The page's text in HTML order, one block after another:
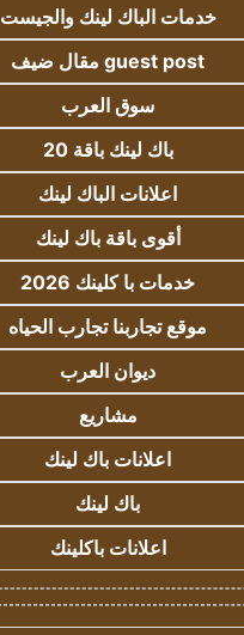
خدمات الباك لينك والجيست
guest post مقال ضيف
سوق العرب
باك لينك باقة 20
اعلانات الباك لينك
أقوى باقة باك لينك
خدمات با كلينك 2026
موقع تجاربنا تجارب الحياه
ديوان العرب
مشاريع
اعلانات باك لينك
باك لينك
اعلانات باكلينك